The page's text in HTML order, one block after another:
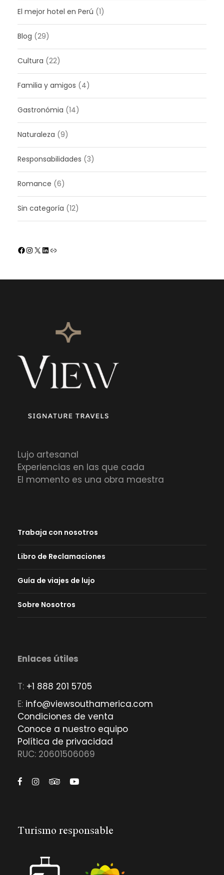
El mejor hotel en Perú (1)
Blog (29)
Cultura (22)
Familia y amigos (4)
Gastronómia (14)
Naturaleza (9)
Responsabilidades (3)
Romance (6)
Sin categoría (12)
Facebook InstagramX LinkedIn Enlace
Lujo artesanal
Experiencias en las que cada
El momento es una obra maestra
Trabaja con nosotros
Libro de Reclamaciones
Guía de viajes de lujo
Sobre Nosotros
Enlaces útiles
T: +1 888 201 5705
E: info@viewsouthamerica.com
Condiciones de venta
Conoce a nuestro equipo
Política de privacidad
RUC: 20601506069
Turismo responsable